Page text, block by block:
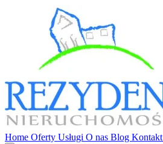
Home Oferty Usługi O nas Blog Kontakt